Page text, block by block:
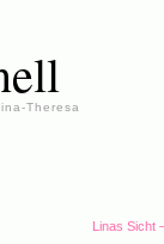
Theresa
Linas Sicht